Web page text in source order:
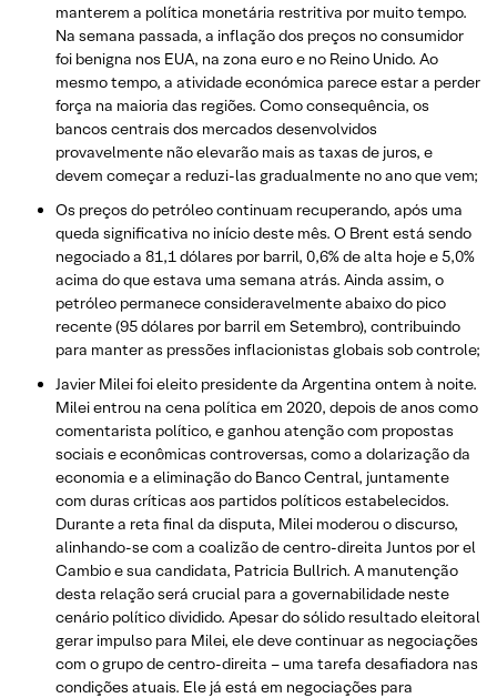
manterem a política monetária restritiva por muito tempo.
Na semana passada, a inflação dos preços no consumidor
foi benigna nos EUA, na zona euro e no Reino Unido. Ao
mesmo tempo, a atividade económica parece estar a perder
força na maioria das regiões. Como consequência, os
bancos centrais dos mercados desenvolvidos
provavelmente não elevarão mais as taxas de juros, e
devem começar a reduzi-las gradualmente no ano que vem;
Os preços do petróleo continuam recuperando, após uma
queda significativa no início deste mês. O Brent está sendo
negociado a 81,1 dólares por barril, 0,6% de alta hoje e 5,0%
acima do que estava uma semana atrás. Ainda assim, o
petróleo permanece consideravelmente abaixo do pico
recente (95 dólares por barril em Setembro), contribuindo
para manter as pressões inflacionistas globais sob controle;
Javier Milei foi eleito presidente da Argentina ontem à noite.
Milei entrou na cena política em 2020, depois de anos como
comentarista político, e ganhou atenção com propostas
sociais e econômicas controversas, como a dolarização da
economia e a eliminação do Banco Central, juntamente
com duras críticas aos partidos políticos estabelecidos.
Durante a reta final da disputa, Milei moderou o discurso,
alinhando-se com a coalizão de centro-direita Juntos por el
Cambio e sua candidata, Patricia Bullrich. A manutenção
desta relação será crucial para a governabilidade neste
cenário político dividido. Apesar do sólido resultado eleitoral
gerar impulso para Milei, ele deve continuar as negociações
com o grupo de centro-direita – uma tarefa desafiadora nas
condições atuais. Ele já está em negociações para